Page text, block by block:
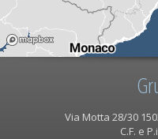
Via Motta 28/30
C.F. e